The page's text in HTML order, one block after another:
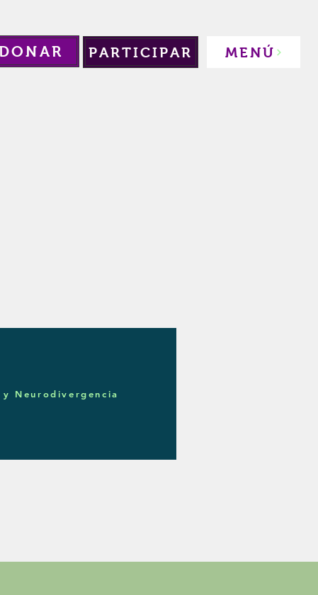
PARTICIPAR MENÚ
y Neurodivergencia